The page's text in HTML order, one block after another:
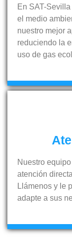
En SAT-
el medio
nuestro mejor
reduciendo la
uso de gas
Nuestro
atención
Llámenos y le
adapte a sus